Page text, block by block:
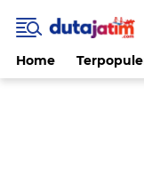
Home